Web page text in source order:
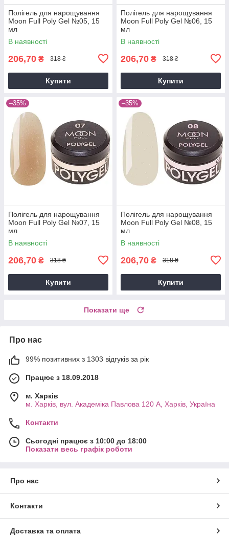
Полігель для нарощування
Moon Full Poly Gel №05, 15
мл
В наявності
206,70 ₴ 318 ₴
Купити
Полігель для нарощування
Moon Full Poly Gel №06, 15
мл
В наявності
206,70 ₴ 318 ₴
Купити
–35%
Полігель для нарощування
Moon Full Poly Gel №07, 15
мл
В наявності
206,70 ₴ 318 ₴
Купити
–35%
Полігель для нарощування
Moon Full Poly Gel №08, 15
мл
В наявності
206,70 ₴ 318 ₴
Купити
Показати ще
Про нас
99% позитивних з 1303 відгуків за рік
Працює з 18.09.2018
м. Харків
м. Харків, вул. Академіка Павлова 120 А, Харків, Україна
Контакти
Сьогодні працює з 10:00 до 18:00
Показати весь графік роботи
Про нас
Контакти
Доставка та оплата